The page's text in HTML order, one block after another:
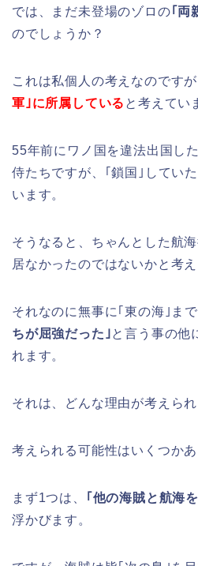
では、まだ未登場のゾロの｢両
のでしょうか？
これは私個人の考えなのです
軍｣に所属している と考えてい
55年前にワノ国を違法出国し
侍たちですが、｢鎖国｣してい
います。
そうなると、ちゃんとした航
居なかったのではないかと考
それなのに無事に｢東の海｣ま
ちが屈強だった｣ と言う事の他
れます。
それは、どんな理由が考えら
考えられる可能性はいくつかあ
まず1つは、 ｢他の海賊と航海
浮かびます。